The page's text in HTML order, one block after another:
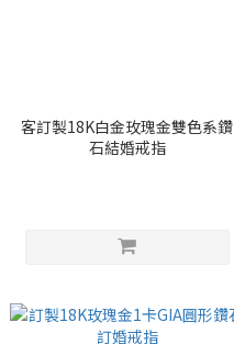
客訂製18K白金玫瑰金雙色系鑽
石結婚戒指